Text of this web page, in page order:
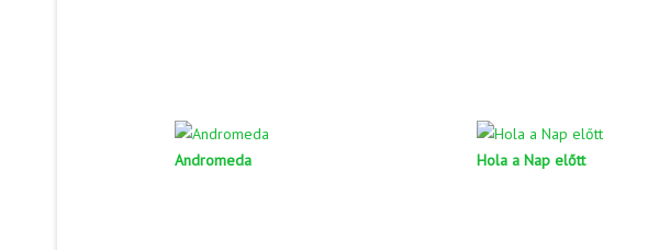
Andromeda Hola a Nap előtt